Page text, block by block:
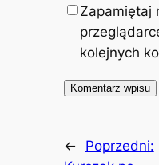
Zapamiętaj
kolejnych
←
Poprzedni: